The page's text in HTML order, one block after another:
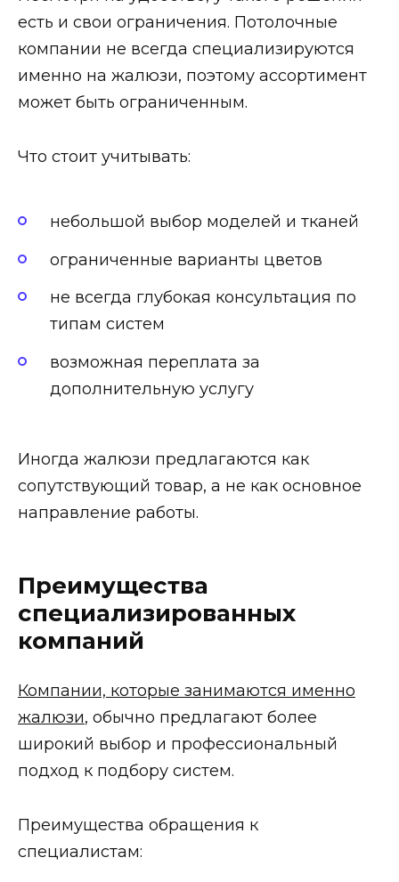
есть и свои ограничения. Потолочные
компании не всегда специализируются
именно на жалюзи, поэтому ассортимент
может быть ограниченным.
Что стоит учитывать:
небольшой выбор моделей и тканей
ограниченные варианты цветов
не всегда глубокая консультация по
типам систем
возможная переплата за
дополнительную услугу
Иногда жалюзи предлагаются как
сопутствующий товар, а не как основное
направление работы.
Преимущества
специализированных
компаний
Компании, которые занимаются именно
жалюзи, обычно предлагают более
широкий выбор и профессиональный
подход к подбору систем.
Преимущества обращения к
специалистам: